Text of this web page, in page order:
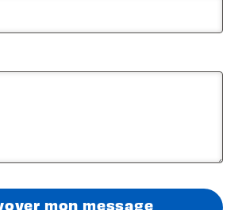
mon message